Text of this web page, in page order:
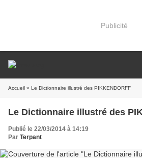
Publicité
Accueil » Le Dictionnaire illustré des PIKKENDORFF
Le Dictionnaire illustré des
Publié le 22/03/2014 à 14:19
Par Terpant